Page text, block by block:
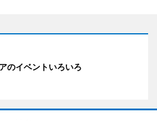
のイベントいろいろ